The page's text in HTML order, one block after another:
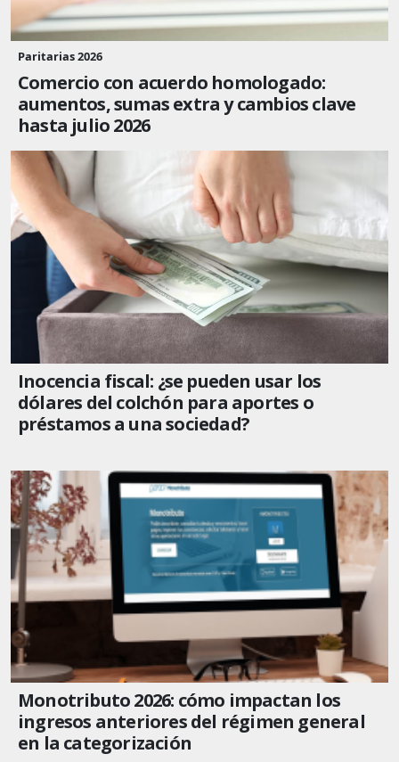
Paritarias 2026
Comercio con acuerdo homologado:
aumentos, sumas extra y cambios clave
hasta julio 2026
Inocencia fiscal: ¿se pueden usar los
dólares del colchón para aportes o
préstamos a una sociedad?
Monotributo 2026: cómo impactan los
ingresos anteriores del régimen general
en la categorización